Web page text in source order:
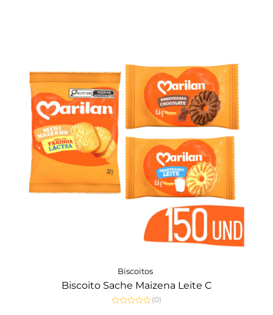
Biscoitos
Biscoito Sache Maizena Leite C
(0)